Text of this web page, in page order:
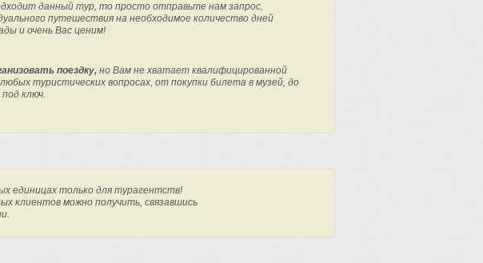
данный тур, то просто отправьте нам запрос,
путешествия на необходимое количество дней
и очень Вас ценим!
поездку, но Вам не хватает квалифицированной
туристических вопросах, от покупки билета в музей, до
ключ.
единицах только для турагентств!
клиентов можно получить, связавшись